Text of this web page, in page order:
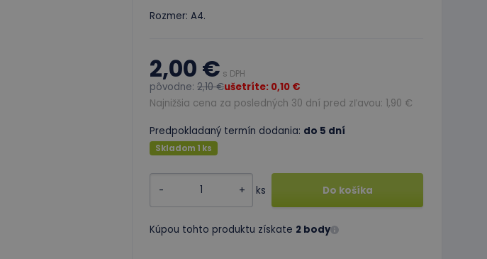
Rozmer: A4.
2,00 € s DPH
pôvodne: 2,10 €ušetríte: 0,10 €
Najnižšia cena za posledných 30 dní pred zľavou: 1,90 €
Predpokladaný termín dodania: do 5 dní
Skladom 1 ks
- + ks Do košíka
Kúpou tohto produktu získate 2 body